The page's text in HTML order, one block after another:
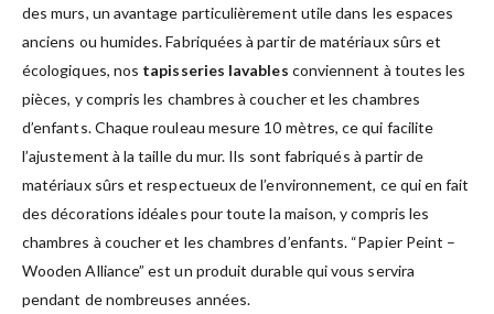
des murs, un avantage particulièrement utile dans les espaces
anciens ou humides. Fabriquées à partir de matériaux sûrs et
écologiques, nos tapisseries lavables conviennent à toutes les
pièces, y compris les chambres à coucher et les chambres
d’enfants. Chaque rouleau mesure 10 mètres, ce qui facilite
l’ajustement à la taille du mur. Ils sont fabriqués à partir de
matériaux sûrs et respectueux de l’environnement, ce qui en fait
des décorations idéales pour toute la maison, y compris les
chambres à coucher et les chambres d’enfants. “Papier Peint –
Wooden Alliance” est un produit durable qui vous servira
pendant de nombreuses années.